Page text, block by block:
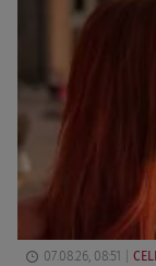
07.08.26, 08:51